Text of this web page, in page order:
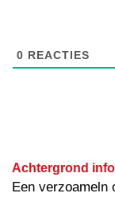
0 REACTIES
Achtergrond
Een verzoameln